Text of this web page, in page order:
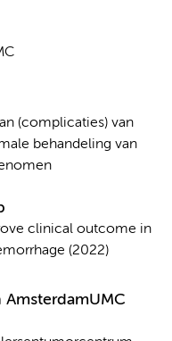
(complicaties) van
behandeling van
clinical outcome in
(2022)